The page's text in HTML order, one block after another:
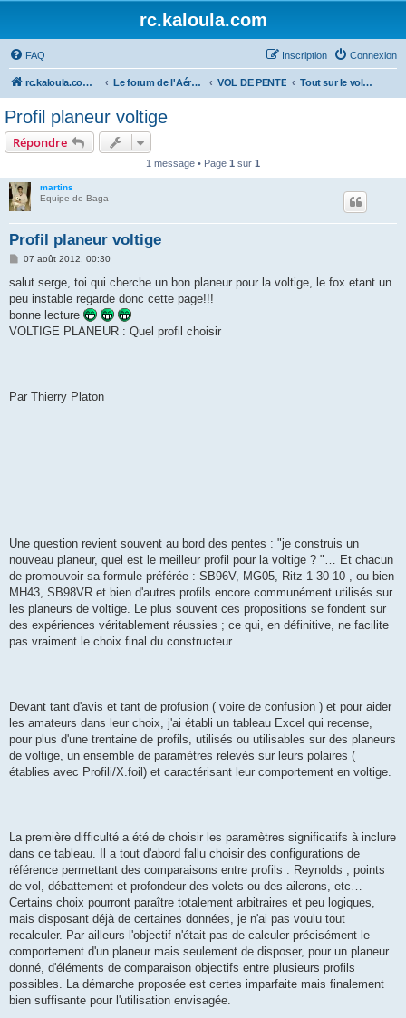
rc.kaloula.com
FAQ Connexion
Inscription
rc.kaloula.com Aéromodélisme Le forum de l'Aéromodélisme VOL DE PENTE Tout sur le vol de pente
Profil planeur voltige
Répondre
1 message • Page 1 sur 1
martins
Equipe de Baga
Profil planeur voltige
M
s
a
g
07 août 2012, 00:30
salut serge, toi qui cherche un bon planeur pour la voltige, le fox etant un
peu instable regarde donc cette page!!!
bonne lecture
VOLTIGE PLANEUR : Quel profil choisir
Par Thierry Platon
Une question revient souvent au bord des pentes : "je construis un
nouveau planeur, quel est le meilleur profil pour la voltige ? "… Et chacun
de promouvoir sa formule préférée : SB96V, MG05, Ritz 1-30-10 , ou bien
MH43, SB98VR et bien d'autres profils encore communément utilisés sur
les planeurs de voltige. Le plus souvent ces propositions se fondent sur
des expériences véritablement réussies ; ce qui, en définitive, ne facilite
pas vraiment le choix final du constructeur.
Devant tant d'avis et tant de profusion ( voire de confusion ) et pour aider
les amateurs dans leur choix, j'ai établi un tableau Excel qui recense,
pour plus d'une trentaine de profils, utilisés ou utilisables sur des planeurs
de voltige, un ensemble de paramètres relevés sur leurs polaires (
établies avec Profili/X.foil) et caractérisant leur comportement en voltige.
La première difficulté a été de choisir les paramètres significatifs à inclure
dans ce tableau. Il a tout d'abord fallu choisir des configurations de
référence permettant des comparaisons entre profils : Reynolds , points
de vol, débattement et profondeur des volets ou des ailerons, etc…
Certains choix pourront paraître totalement arbitraires et peu logiques,
mais disposant déjà de certaines données, je n'ai pas voulu tout
recalculer. Par ailleurs l'objectif n'était pas de calculer précisément le
comportement d'un planeur mais seulement de disposer, pour un planeur
donné, d'éléments de comparaison objectifs entre plusieurs profils
possibles. La démarche proposée est certes imparfaite mais finalement
bien suffisante pour l'utilisation envisagée.